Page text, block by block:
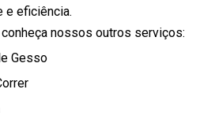
e eficiência.
nossos outros serviços:
Gesso